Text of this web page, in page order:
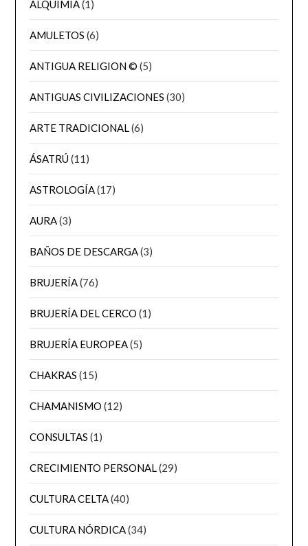
ALQUIMIA(1)
AMULETOS (6)
ANTIGUA RELIGION © (5)
ANTIGUAS CIVILIZACIONES (30)
ARTE TRADICIONAL(6)
ÁSATRÚ(11)
ASTROLOGÍA(17)
AURA(3)
BAÑOS DE DESCARGA(3)
BRUJERÍA(76)
BRUJERÍA DEL CERCO (1)
BRUJERÍA EUROPEA(5)
CHAKRAS (15)
CHAMANISMO (12)
CONSULTAS (1)
CRECIMIENTO PERSONAL(29)
CULTURA CELTA(40)
CULTURA NÓRDICA(34)